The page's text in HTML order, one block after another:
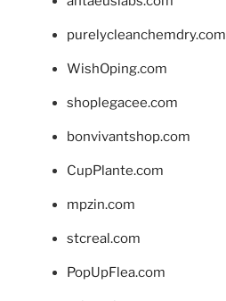
purelycleanchemdry.com
WishOping.com
shoplegacee.com
bonvivantshop.com
CupPlante.com
mpzin.com
stcreal.com
PopUpFlea.com